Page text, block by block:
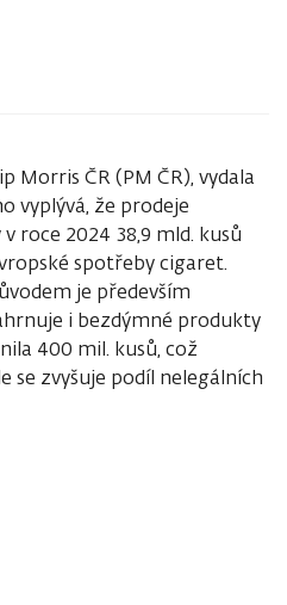
ČR (PM ČR), vydala
vyplývá, že prodeje
roce 2024 38,9 mld. kusů
spotřeby cigaret.
je především
i bezdýmné produkty
400 mil. kusů, což
se zvyšuje podíl nelegálních